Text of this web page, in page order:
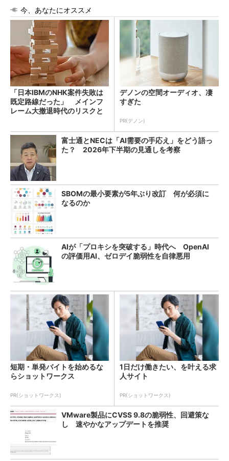
今、あなたにオススメ
「日本IBMのNHK案件失敗は
既定路線だった」 メインフ
レーム大撤退時代のリスクと
デノンの空間オーディオ、凄
すぎた
PR(デノン)
富士通とNECは「AI需要の手応え」をどう語っ
た？ 2026年下半期の見通しを考察
SBOMの最小要素が5年ぶり改訂 何が必須に
なるのか
AIが「プロキシを突破する」時代へ OpenAI
の評価用AI、ゼロデイ脆弱性を自律悪用
短期・単発バイトを始めるな
らショットワークス
PR(ショットワークス)
1日だけ働きたい、を叶える求
人サイト
PR(ショットワークス)
VMware製品にCVSS 9.8の脆弱性、回避策な
し 速やかなアップデートを推奨